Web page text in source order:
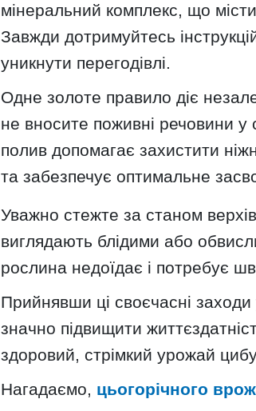
мінеральний комплекс, що
Завжди дотримуйтесь
уникнути перегодівлі.
Одне золоте правило діє
не вносите поживні речовини у
полив допомагає захистити
та забезпечує оптимальне
Уважно стежте за станом
виглядають блідими або
рослина недоїдає і потребує
Прийнявши ці своєчасні
значно підвищити
здоровий, стрімкий урожай
Нагадаємо, цьогорічного